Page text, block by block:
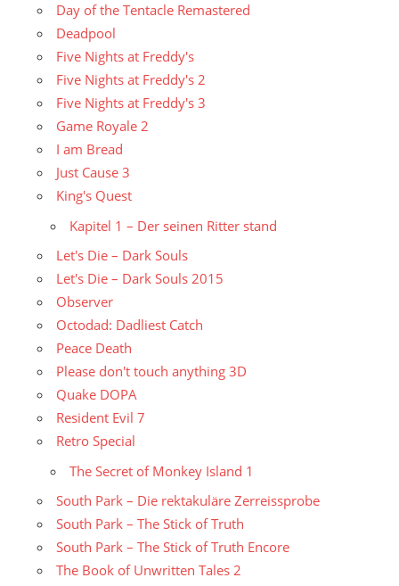
Day of the Tentacle Remastered
Deadpool
Five Nights at Freddy's
Five Nights at Freddy's 2
Five Nights at Freddy's 3
Game Royale 2
I am Bread
Just Cause 3
King's Quest
Kapitel 1 – Der seinen Ritter stand
Let's Die – Dark Souls
Let's Die – Dark Souls 2015
Observer
Octodad: Dadliest Catch
Peace Death
Please don't touch anything 3D
Quake DOPA
Resident Evil 7
Retro Special
The Secret of Monkey Island 1
South Park – Die rektakuläre Zerreissprobe
South Park – The Stick of Truth
South Park – The Stick of Truth Encore
The Book of Unwritten Tales 2